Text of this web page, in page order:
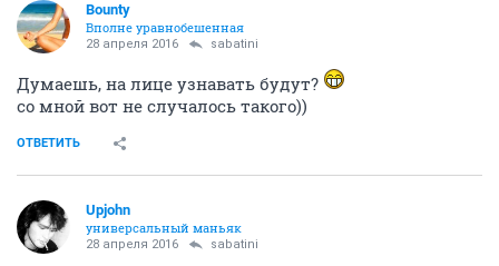
Bounty
Вполне уравнобешенная
28 апреля 2016 sabatini
Думаешь, на лице узнавать будут?
со мной вот не случалось такого))
ОТВЕТИТЬ
Upjohn
универсальный маньяк
28 апреля 2016 sabatini